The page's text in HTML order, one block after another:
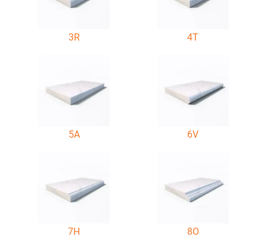
3R 4T
5A 6V
7H 8O